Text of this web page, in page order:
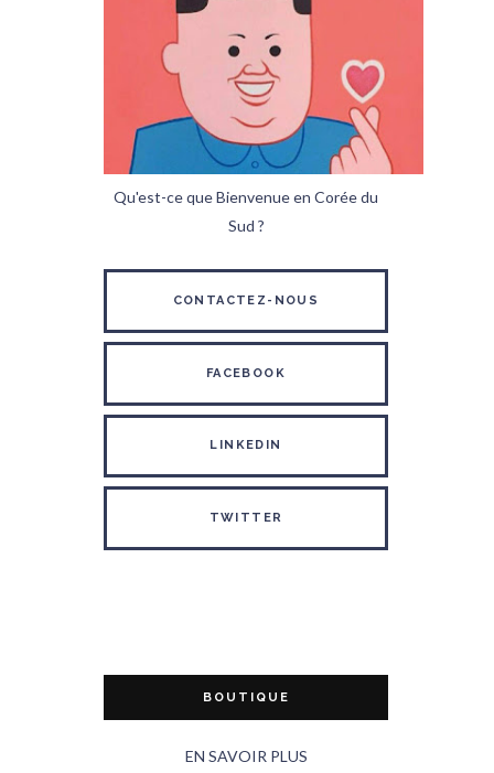
Qu'est-ce que Bienvenue en Corée du
Sud ?
CONTACTEZ-NOUS
FACEBOOK
LINKEDIN
TWITTER
BOUTIQUE
EN SAVOIR PLUS